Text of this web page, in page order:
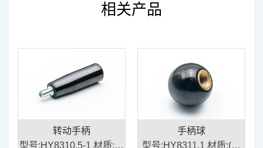
相关产品
转动手柄
型号:HY8310.5-1 材质:胶
手柄球
型号:HY8311.1 材质:(手